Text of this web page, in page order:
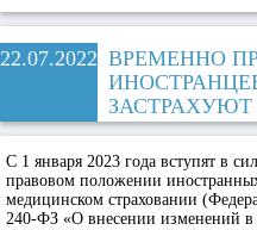
22.07.2022 ВРЕМЕННО
С 1 января 2023 года вступят в
правовом положении
медицинском страховании
240-ФЗ «О внесении изменений в